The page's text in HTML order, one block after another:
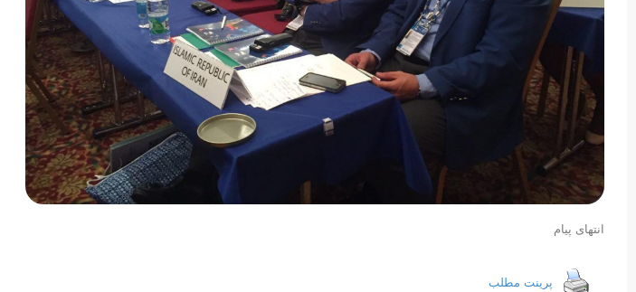
انتهای پیام
پرینت مطلب